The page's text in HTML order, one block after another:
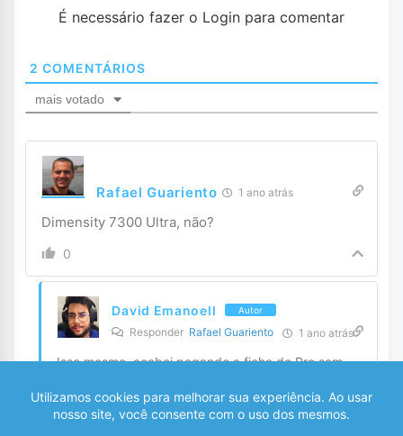
É necessário fazer o Login para comentar
2 COMENTÁRIOS
mais votado
Rafael Guariento 1 ano atrás
Dimensity 7300 Ultra, não?
0
David Emanoell Autor
Responder Rafael Guariento 1 ano atrás
Isso mesmo, acabei pegando a ficha do Pro sem
0